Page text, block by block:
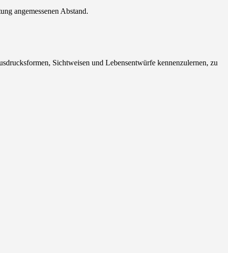
angemessenen Abstand.
Sichtweisen und Lebensentwürfe kennenzulernen, zu